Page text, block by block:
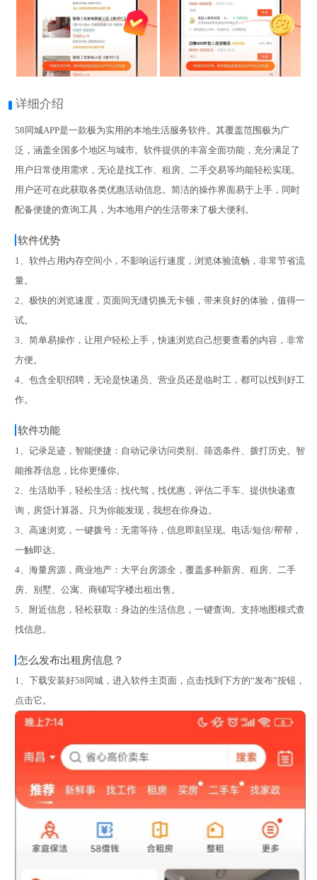
详细介绍
58同城APP是一款极为实用的本地生活服务软件。其覆盖范围极为广
泛，涵盖全国多个地区与城市。软件提供的丰富全面功能，充分满足了
用户日常使用需求，无论是找工作、租房、二手交易等均能轻松实现。
用户还可在此获取各类优惠活动信息。简洁的操作界面易于上手，同时
配备便捷的查询工具，为本地用户的生活带来了极大便利。
软件优势
1、软件占用内存空间小，不影响运行速度，浏览体验流畅，非常节省流
量。
2、极快的浏览速度，页面间无缝切换无卡顿，带来良好的体验，值得一
试。
3、简单易操作，让用户轻松上手，快速浏览自己想要查看的内容，非常
方便。
4、包含全职招聘，无论是快递员、营业员还是临时工，都可以找到好工
作。
软件功能
1、记录足迹，智能便捷：自动记录访问类别、筛选条件、拨打历史。智
能推荐信息，比你更懂你。
2、生活助手，轻松生活：找代驾，找优惠，评估二手车、提供快递查
询，房贷计算器。只为你能发现，我想在你身边。
3、高速浏览，一键拨号：无需等待，信息即刻呈现。电话/短信/帮帮，
一触即达。
4、海量房源，商业地产：大平台房源全，覆盖多种新房、租房、二手
房、别墅、公寓、商铺写字楼出租出售。
5、附近信息，轻松获取：身边的生活信息，一键查询。支持地图模式查
找信息。
怎么发布出租房信息？
1、下载安装好58同城，进入软件主页面，点击找到下方的“发布”按钮，
点击它。